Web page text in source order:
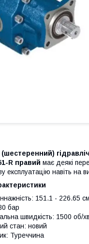
R правий має деякі
експлуатацію навіть на
151.1 - 226.65
бар
швидкість: 1500 об/хв
стан: новий
Туреччина